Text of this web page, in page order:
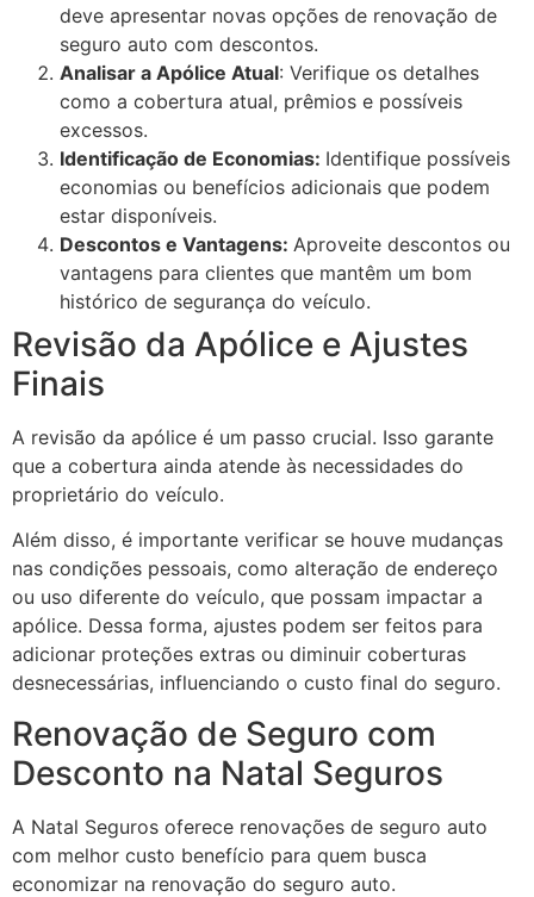
deve apresentar novas opções de renovação de
seguro auto com descontos.
Analisar a Apólice Atual: Verifique os detalhes
como a cobertura atual, prêmios e possíveis
excessos.
Identificação de Economias: Identifique possíveis
economias ou benefícios adicionais que podem
estar disponíveis.
Descontos e Vantagens: Aproveite descontos ou
vantagens para clientes que mantêm um bom
histórico de segurança do veículo.
Revisão da Apólice e Ajustes
Finais
A revisão da apólice é um passo crucial. Isso garante
que a cobertura ainda atende às necessidades do
proprietário do veículo.
Além disso, é importante verificar se houve mudanças
nas condições pessoais, como alteração de endereço
ou uso diferente do veículo, que possam impactar a
apólice. Dessa forma, ajustes podem ser feitos para
adicionar proteções extras ou diminuir coberturas
desnecessárias, influenciando o custo final do seguro.
Renovação de Seguro com
Desconto na Natal Seguros
A Natal Seguros oferece renovações de seguro auto
com melhor custo benefício para quem busca
economizar na renovação do seguro auto.